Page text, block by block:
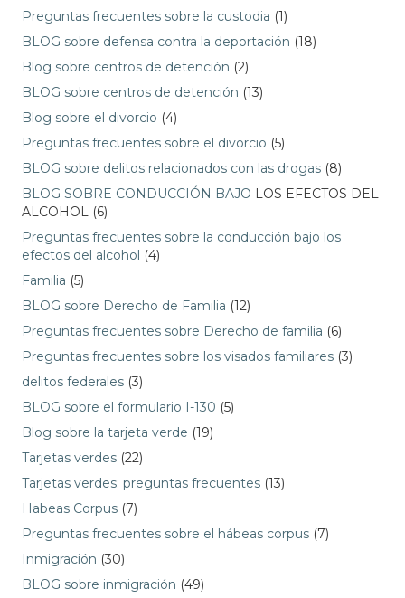
Preguntas frecuentes sobre la custodia (1)
BLOG sobre defensa contra la deportación (18)
Blog sobre centros de detención (2)
BLOG sobre centros de detención (13)
Blog sobre el divorcio (4)
Preguntas frecuentes sobre el divorcio (5)
BLOG sobre delitos relacionados con las drogas (8)
BLOG SOBRE CONDUCCIÓN BAJO LOS EFECTOS DEL
ALCOHOL (6)
Preguntas frecuentes sobre la conducción bajo los
efectos del alcohol (4)
Familia (5)
BLOG sobre Derecho de Familia (12)
Preguntas frecuentes sobre Derecho de familia (6)
Preguntas frecuentes sobre los visados familiares (3)
delitos federales (3)
BLOG sobre el formulario I-130 (5)
Blog sobre la tarjeta verde (19)
Tarjetas verdes (22)
Tarjetas verdes: preguntas frecuentes (13)
Habeas Corpus (7)
Preguntas frecuentes sobre el hábeas corpus (7)
Inmigración (30)
BLOG sobre inmigración (49)